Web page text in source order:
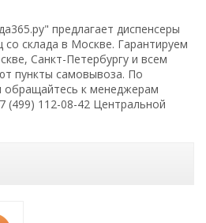
предлагает диспенсеры
склада в Москве. Гарантируем
Санкт-Петербургу и всем
пункты самовывоза. По
к менеджерам
(499) 112-08-42 Центральной